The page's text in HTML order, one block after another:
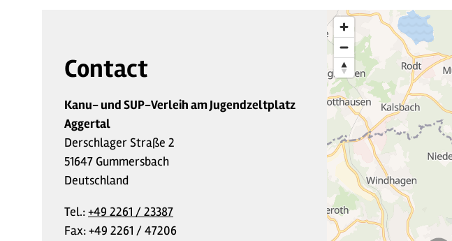
Contact
Kanu- und SUP-Verleih am Jugendzeltplatz
Aggertal
Derschlager Straße 2
51647 Gummersbach
Deutschland
Tel.:+49 2261 / 23387
Fax:+49 2261 / 47206